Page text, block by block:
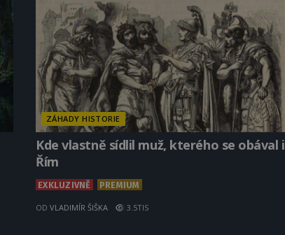
ZÁHADY HISTORIE
Kde vlastně sídlil muž, kterého se obával i
Řím
EXKLUZIVNĚ PREMIUM
OD VLADIMÍR ŠIŠKA 3.5TIS